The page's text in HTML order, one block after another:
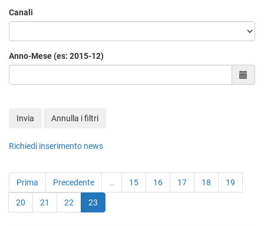
Canali
Anno-Mese (es: 2015-12)
Invia Annulla i filtri
Richiedi inserimento news
Prima Precedente … 15 16 17 18 19
20 21 22 23